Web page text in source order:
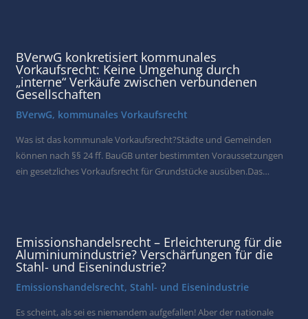
BVerwG konkretisiert kommunales
Vorkaufsrecht: Keine Umgehung durch
„interne“ Verkäufe zwischen verbundenen
Gesellschaften
BVerwG, kommunales Vorkaufsrecht
Was ist das kommunale Vorkaufsrecht?Städte und Gemeinden
können nach §§ 24 ff. BauGB unter bestimmten Voraussetzungen
ein gesetzliches Vorkaufsrecht für Grundstücke ausüben.Das…
Emissionshandelsrecht – Erleichterung für die
Aluminiumindustrie? Verschärfungen für die
Stahl- und Eisenindustrie?
Emissionshandelsrecht,Stahl- und Eisenindustrie
Es scheint, als sei es niemandem aufgefallen! Aber der nationale